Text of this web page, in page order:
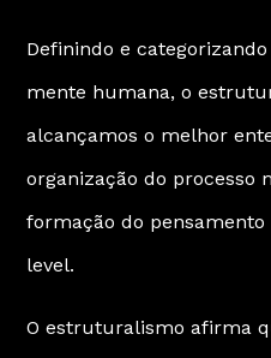
Definindo e
mente humana, o
alcançamos o melhor
organização do processo
formação do
level.
O estruturalismo afirma